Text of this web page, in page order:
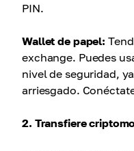
PIN.
Wallet de papel:
exchange. Puedes
nivel de seguridad,
arriesgado.
2. Transfiere